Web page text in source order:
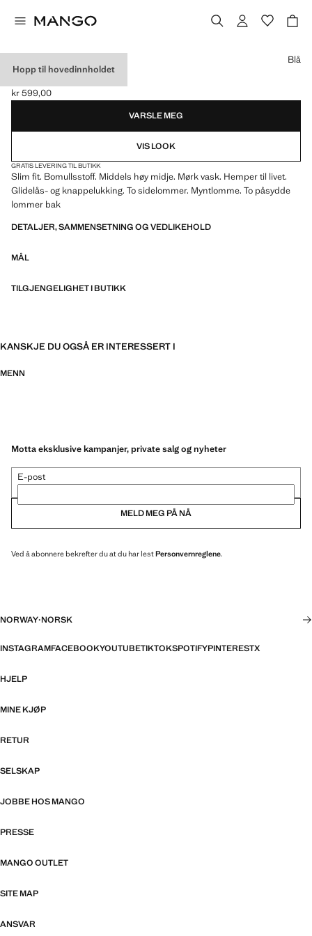
Hopp til hovedinnholdet
JEANS JAN SLIM FIT
Gjeldende pris [kr 599,00 ]
kr 599,00
Velg en farge
Blå
VARSLE MEG
VIS LOOK
GRATIS LEVERING TIL BUTIKK
Slim fit. Bomullsstoff. Middels høy midje. Mørk vask. Hemper til livet.
Glidelås- og knappelukking. To sidelommer. Myntlomme. To påsydde
lommer bak
DETALJER, SAMMENSETNING OG VEDLIKEHOLD
MÅL
TILGJENGELIGHET I BUTIKK
KANSKJE DU OGSÅ ER INTERESSERT I
MENN
Motta eksklusive kampanjer, private salg og nyheter
E-post
MELD MEG PÅ NÅ
Ved å abonnere bekrefter du at du har lestPersonvernreglene.
NORWAY·NORSK
INSTAGRAMFACEBOOKYOUTUBETIKTOKSPOTIFYPINTERESTX
HJELP
MINE KJØP
RETUR
SELSKAP
JOBBE HOS MANGO
PRESSE
MANGO OUTLET
SITE MAP
ANSVAR